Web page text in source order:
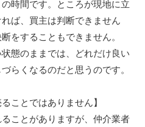
時間です。ところが現地に立
ば、買主は判断できません
をすることもできません。
態のままでは、どれだけ良い
らくなるのだと思うのです。
ことではありません】
ことがありますが、仲介業者